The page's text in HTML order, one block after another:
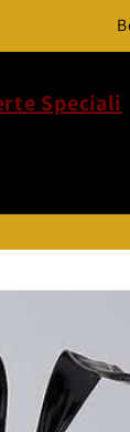
Speciali